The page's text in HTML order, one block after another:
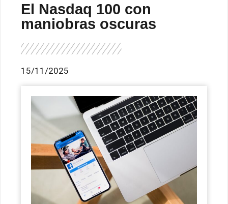
El Nasdaq 100 con
maniobras oscuras
15/11/2025